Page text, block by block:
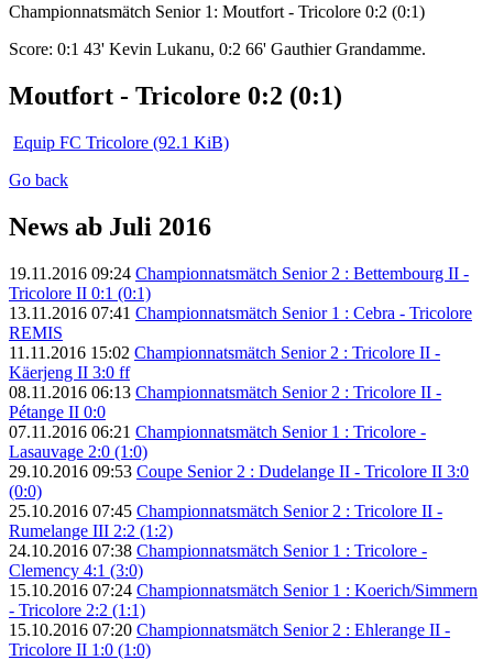
Championnatsmätch Senior 1: Moutfort - Tricolore 0:2 (0:1)
Score: 0:1 43' Kevin Lukanu, 0:2 66' Gauthier Grandamme.
Moutfort - Tricolore 0:2 (0:1)
Equip FC Tricolore (92.1 KiB)
Go back
News ab Juli 2016
19.11.2016 09:24 Championnatsmätch Senior 2 : Bettembourg II -
Tricolore II 0:1 (0:1)
13.11.2016 07:41 Championnatsmätch Senior 1 : Cebra - Tricolore
REMIS
11.11.2016 15:02 Championnatsmätch Senior 2 : Tricolore II -
Käerjeng II 3:0 ff
08.11.2016 06:13 Championnatsmätch Senior 2 : Tricolore II -
Pétange II 0:0
07.11.2016 06:21 Championnatsmätch Senior 1 : Tricolore -
Lasauvage 2:0 (1:0)
29.10.2016 09:53 Coupe Senior 2 : Dudelange II - Tricolore II 3:0
(0:0)
25.10.2016 07:45 Championnatsmätch Senior 2 : Tricolore II -
Rumelange III 2:2 (1:2)
24.10.2016 07:38 Championnatsmätch Senior 1 : Tricolore -
Clemency 4:1 (3:0)
15.10.2016 07:24 Championnatsmätch Senior 1 : Koerich/Simmern
- Tricolore 2:2 (1:1)
15.10.2016 07:20 Championnatsmätch Senior 2 : Ehlerange II -
Tricolore II 1:0 (1:0)